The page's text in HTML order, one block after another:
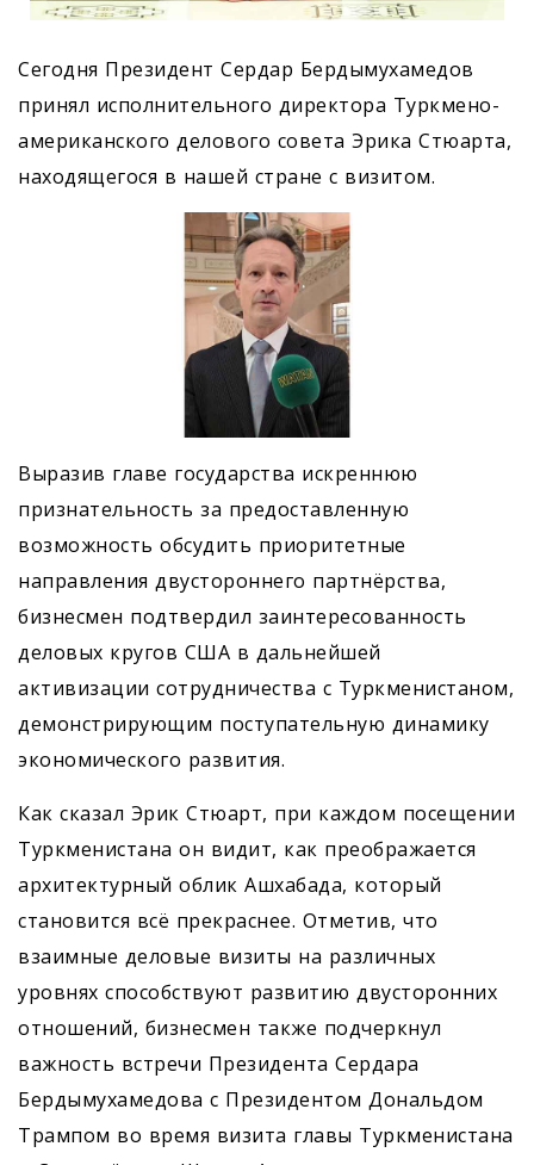
Сегодня Президент Сердар Бердымухамедов
принял исполнительного директора Туркмено-
американского делового совета Эрика Стюарта,
находящегося в нашей стране с визитом.
Выразив главе государства искреннюю
признательность за предоставленную
возможность обсудить приоритетные
направления двустороннего партнёрства,
бизнесмен подтвердил заинтересованность
деловых кругов США в дальнейшей
активизации сотрудничества с Туркменистаном,
демонстрирующим поступательную динамику
экономического развития.
Как сказал Эрик Стюарт, при каждом посещении
Туркменистана он видит, как преображается
архитектурный облик Ашхабада, который
становится всё прекраснее. Отметив, что
взаимные деловые визиты на различных
уровнях способствуют развитию двусторонних
отношений, бизнесмен также подчеркнул
важность встречи Президента Сердара
Бердымухамедова с Президентом Дональдом
Трампом во время визита главы Туркменистана